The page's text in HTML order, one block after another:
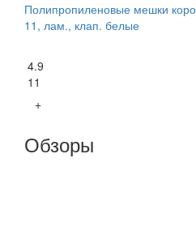
Полипропиленовые мешки
11, лам., клап. белые
4.9
11
+
Обзоры